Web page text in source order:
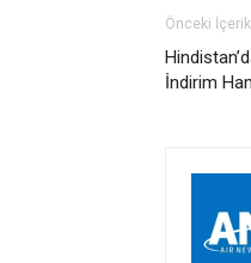
Önceki İçerik
İndirim